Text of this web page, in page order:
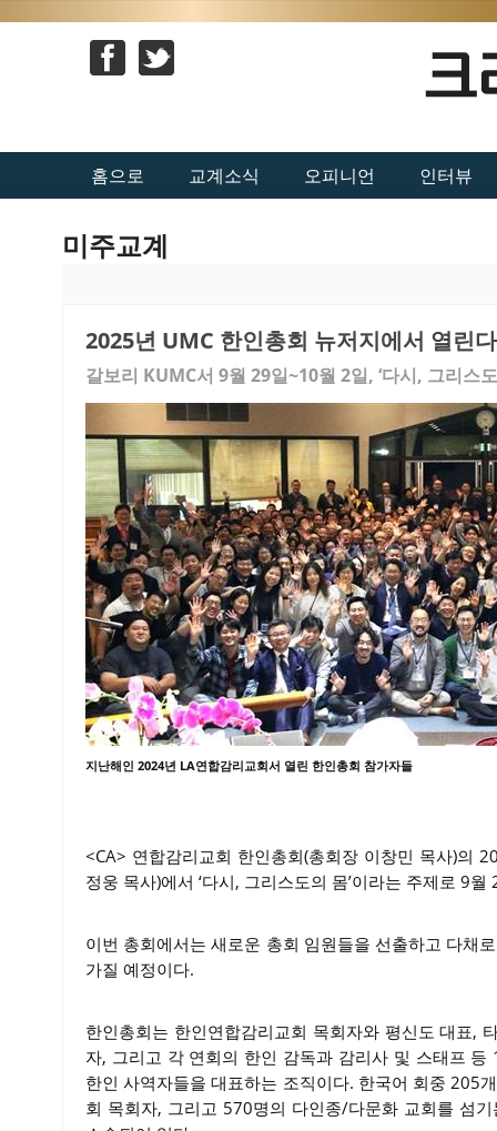
홈으로 교계소식 오피니언 인터뷰
미주교계
2025년 UMC 한인총회 뉴저지에서 열린다
갈보리 KUMC서 9월 29일~10월 2일, ‘다시, 그리스
지난해인 2024년 LA연합감리교회서 열린 한인총회 참가자들
<CA> 연합감리교회 한인총회(총회장 이창민 목사)의
정웅 목사)에서 ‘다시, 그리스도의 몸’이라는 주제로 9
이번 총회에서는 새로운 총회 임원들을 선출하고 다채
가질 예정이다.
한인총회는 한인연합감리교회 목회자와 평신도 대표,
자, 그리고 각 연회의 한인 감독과 감리사 및 스태프
한인 사역자들을 대표하는 조직이다. 한국어 회중 205
회 목회자, 그리고 570명의 다인종/다문화 교회를 섬